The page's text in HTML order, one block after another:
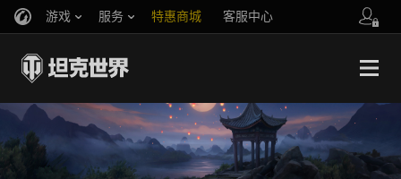
游戏 服务 特惠商城 客服中心
你好，吾久
万圣节
《以战止战》
官方自媒体